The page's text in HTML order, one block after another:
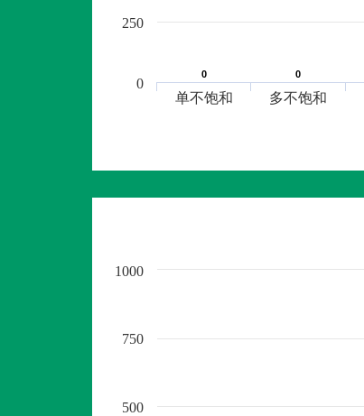
0
0 0
0
单不饱和 多不饱和
0
250
500
750
1000